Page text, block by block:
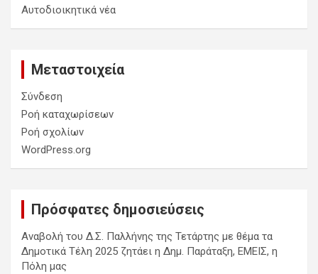
Αυτοδιοικητικά νέα
Μεταστοιχεία
Σύνδεση
Ροή καταχωρίσεων
Ροή σχολίων
WordPress.org
Πρόσφατες δημοσιεύσεις
Αναβολή του Δ.Σ. Παλλήνης της Τετάρτης με θέμα τα
Δημοτικά Τέλη 2025 ζητάει η Δημ. Παράταξη, ΕΜΕΙΣ, η
Πόλη μας